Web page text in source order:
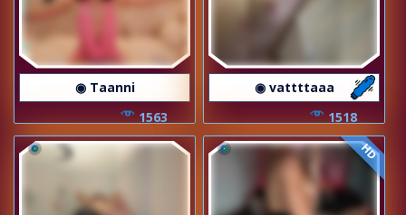
◉ Taanni
1563
◉ vattttaaa
1518
HD